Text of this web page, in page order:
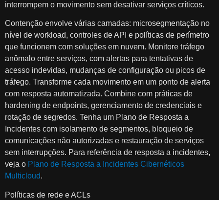
interrompem o movimento sem desativar serviços críticos.
Contenção envolve várias camadas: microsegmentação no
nível de workload, controles de API e políticas de perímetro
que funcionem com soluções em nuvem. Monitore tráfego
anômalo entre serviços, com alertas para tentativas de
acesso indevidas, mudanças de configuração ou picos de
tráfego. Transforme cada movimento em um ponto de alerta
com resposta automatizada. Combine com práticas de
hardening de endpoints, gerenciamento de credenciais e
rotação de segredos. Tenha um Plano de Resposta a
Incidentes com isolamento de segmentos, bloqueio de
comunicações não autorizadas e restauração de serviços
sem interrupções. Para referência de resposta a incidentes,
veja o Plano de Resposta a Incidentes Cibernéticos
Multicloud.
Políticas de rede e ACLs